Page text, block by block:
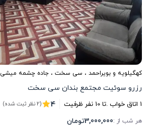
کهگیلویه و بویراحمد ، سی سخت ، جاده چشمه میشی
رزرو سوئیت مجتمع بندان سی سخت
1 اتاق خواب .تا10 نفر ظرفیت 4 (2 نظر ثبت شده)
هر شب از :3,000,000تومان